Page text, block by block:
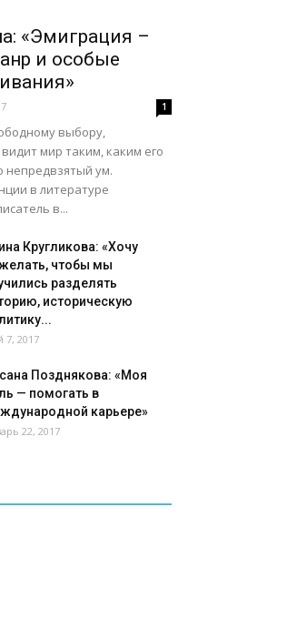
«Эмиграция –
и особые
1
выбору,
мир таким, каким его
непредвзятый ум.
в литературе
в...
Кругликова: «Хочу
чтобы мы
разделять
историческую
7, 2017
Позднякова: «Моя
— помогать в
карьере»
22, 2017